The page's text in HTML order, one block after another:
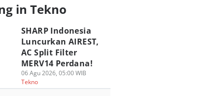
in Tekno
SHARP Indonesia
Luncurkan AIREST,
AC Split Filter
MERV14 Perdana!
06 Agu 2026, 05:00 WIB
Tekno